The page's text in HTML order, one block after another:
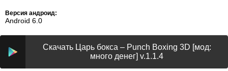
Версия андроид:
Android 6.0
Скачать Царь бокса – Punch Boxing 3D [мод:
много денег] v.1.1.4